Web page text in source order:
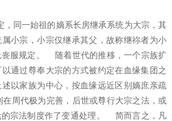
同一始祖的嫡系长房继承系统为大宗，其
小宗，小宗仅继承其父，故称继祢者为小
丧服规定。 随着世代的推移，一个宗族扩
通过尊奉大宗的方式被约定在血缘集团之
以家族为中心，按血缘远近区别嫡庶亲疏
周代极为完善，后世或尊行大宗之法，或
的宗法制度作了变通处理。 简而言之，凡